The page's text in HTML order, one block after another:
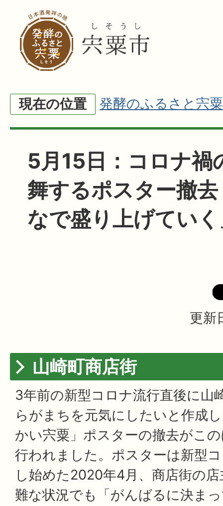
現在の位置 発酵のふるさと宍粟
5月15日：コロナ禍
舞するポスター撤
なで盛り上げてい
更新
山崎町商店街
3年前の新型コロナ流行直後に山
らがまちを元気にしたいと作成
かい宍粟」ポスターの撤去がこ
行われました。ポスターは新型
し始めた2020年4月、商店街の
難な状況でも「がんばるに決ま